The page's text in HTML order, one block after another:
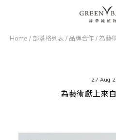
Home / 部落格列表 / 品牌合作 /為藝
27 Aug
為藝術獻上來